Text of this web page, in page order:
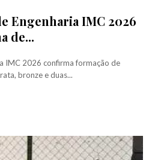
Engenharia IMC 2026
de...
IMC 2026 confirma formação de
bronze e duas...